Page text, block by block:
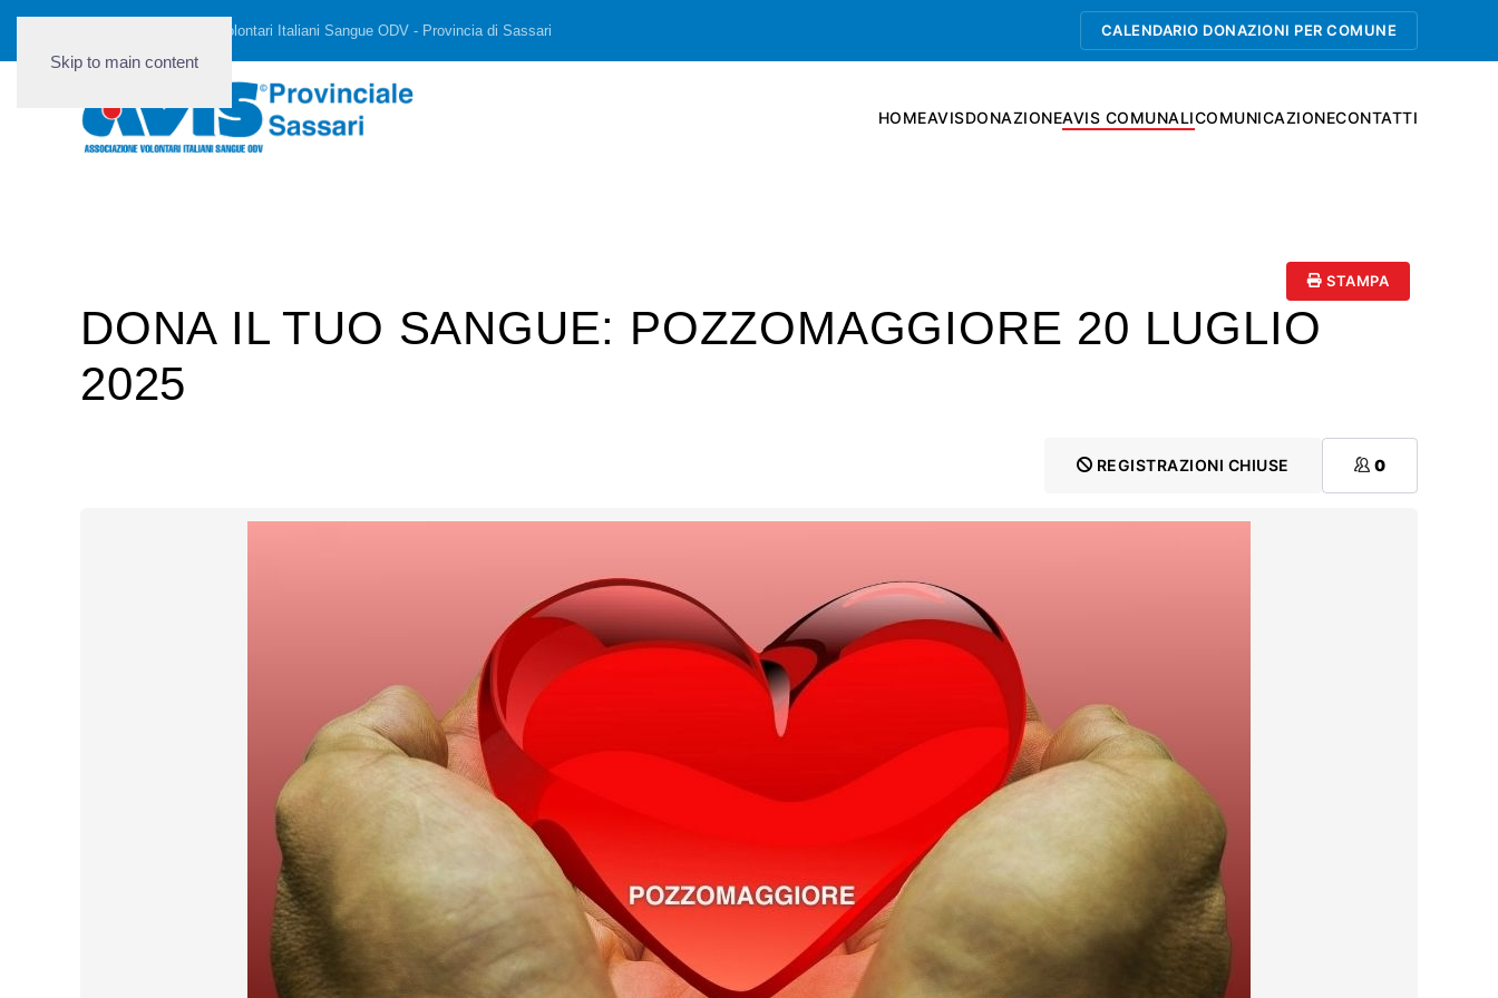
Skip to main content
AVIS - Associazione Volontari Italiani Sangue ODV - Provincia di Sassari CALENDARIO DONAZIONI PER COMUNE
HOMEAVISDONAZIONEAVIS COMUNALICOMUNICAZIONECONTATTI
STAMPA
DONA IL TUO SANGUE: POZZOMAGGIORE 20 LUGLIO
2025
REGISTRAZIONI CHIUSE 0